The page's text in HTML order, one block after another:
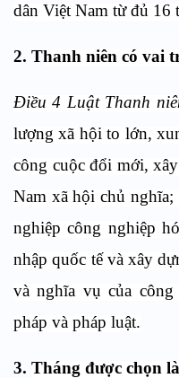
dân Việt Nam từ đủ 16
2. Thanh niên có vai
Điều 4 Luật Thanh
lượng xã hội to lớn,
công cuộc đổi mới,
Nam xã hội chủ
nghiệp công nghiệp
nhập quốc tế và xây
và nghĩa vụ của
pháp và pháp luật.
3. Tháng được chọn